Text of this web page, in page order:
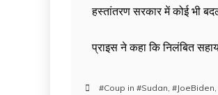
हस्तांतरण सरकार में कोई भी
प्राइस ने कहा कि निलंबित
#Coup in #Sudan, #JoeBiden,